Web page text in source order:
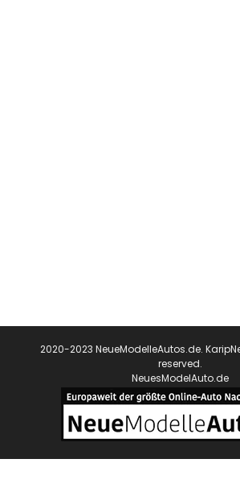
2020-2023 NeueModelleAutos.de.
reserved.
NeuesModelAuto.de